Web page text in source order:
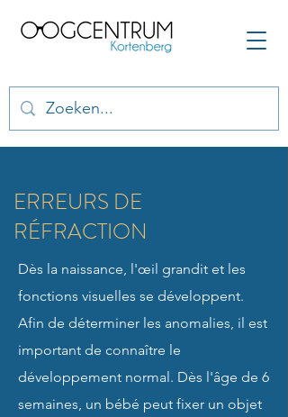
ERREURS DE
RÉFRACTION
Dès la naissance, l'œil grandit et les
fonctions visuelles se développent.
Afin de déterminer les anomalies, il est
important de connaître le
développement normal. Dès l'âge de 6
semaines, un bébé peut fixer un objet